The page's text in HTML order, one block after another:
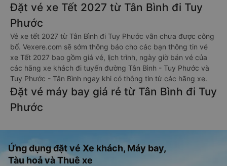
Đặt vé xe Tết 2027 từ Tân Bình đi Tuy
Phước
Vé xe tết 2027 từ Tân Bình đi Tuy Phước vẫn chưa được công
bố. Vexere.com sẽ sớm thông báo cho các bạn thông tin vé
xe Tết 2027 bao gồm giá vé, lịch trình, ngày giờ bán vé của
các hãng xe khách đi tuyến đường Tân Bình - Tuy Phước và
Tuy Phước - Tân Bình ngay khi có thông tin từ các hãng xe.
Đặt vé máy bay giá rẻ từ Tân Bình đi Tuy
Phước
Ứng dụng đặt vé Xe khách, Máy bay,
Tàu hoả và Thuê xe